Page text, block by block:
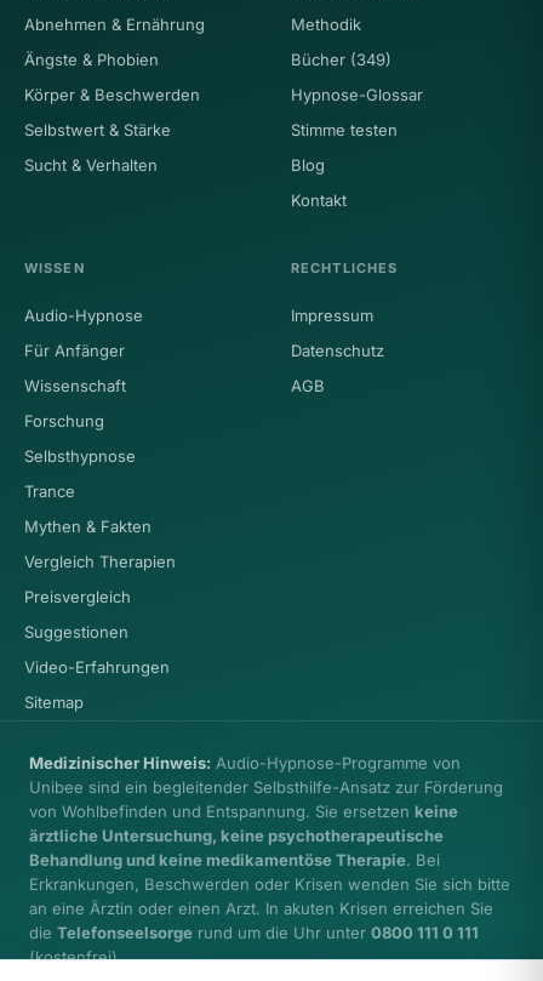
Abnehmen & Ernährung
Ängste & Phobien
Körper & Beschwerden
Selbstwert & Stärke
Sucht & Verhalten
Methodik
Bücher (349)
Hypnose-Glossar
Stimme testen
Blog
Kontakt
WISSEN
Audio-Hypnose
Für Anfänger
Wissenschaft
Forschung
Selbsthypnose
Trance
Mythen & Fakten
Vergleich Therapien
Preisvergleich
Suggestionen
Video-Erfahrungen
Sitemap
RECHTLICHES
Impressum
Datenschutz
AGB
Medizinischer Hinweis: Audio-Hypnose-Programme von
Unibee sind ein begleitender Selbsthilfe-Ansatz zur Förderung
von Wohlbefinden und Entspannung. Sie ersetzen keine
ärztliche Untersuchung, keine psychotherapeutische
Behandlung und keine medikamentöse Therapie. Bei
Erkrankungen, Beschwerden oder Krisen wenden Sie sich bitte
an eine Ärztin oder einen Arzt. In akuten Krisen erreichen Sie
die Telefonseelsorge rund um die Uhr unter 0800 111 0 111
(kostenfrei).